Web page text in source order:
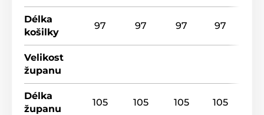
Délka
košilky
97 97 97 97
Velikost
županu
Délka
županu
105 105 105 105